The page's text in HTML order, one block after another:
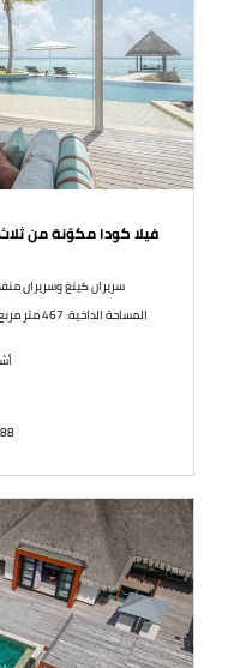
فيلا كودا مكوّنة من
سريران كينغ وسريران
6